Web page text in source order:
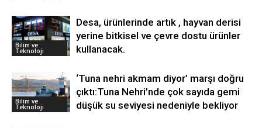
Bilim ve
Teknoloji
Desa, ürünlerinde artık , hayvan derisi
yerine bitkisel ve çevre dostu ürünler
kullanacak.
Bilim ve
Teknoloji
‘Tuna nehri akmam diyor’ marşı doğru
çıktı:Tuna Nehri’nde çok sayıda gemi
düşük su seviyesi nedeniyle bekliyor